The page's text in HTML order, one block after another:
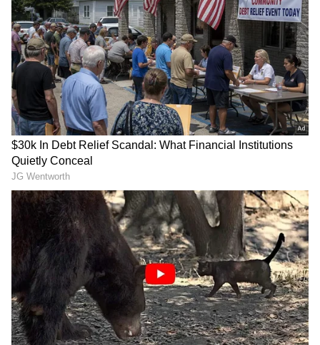
ఓ చిన్న సినిమా హీరోకి ఉన్న గుర్తింపు లక్ష
కోట్లున్న కోటీశ్వరుడుకి ఉండదు. బిజినెస్ మాన్ శరవణన్
అరుళ్ హీరోగా మారాలనే కోరిక వెనుక కారణం ఇదే
కావచ్చు. దశాబ్దాల వ్యాపార చరిత్ర కలిగిన శరవణ స్టోర్స్
వారసుడైన శరవణన్ అరుళ్ ది లెజెండ్ మూవీతో హీరోగా
మారాడు. కలలు కనడం, వాటిని నిజం చేసుకోవడంలో
తప్పులేదు. అయితే ఎంపిక సరైనదిగా ఉండాలి. వేల కోట్ల
ముచ్చట తీర్చుకున్నారు.